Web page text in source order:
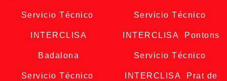
Servicio Técnico
INTERCLISA
Badalona
Servicio Técnico
Servicio Técnico
INTERCLISA Pontons
Servicio Técnico
INTERCLISA Prat de